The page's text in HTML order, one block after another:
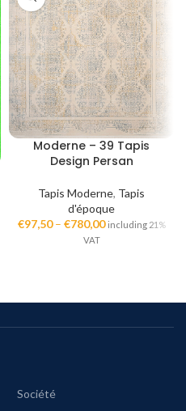
Moderne – 39 Tapis
Design Persan
Tapis Moderne, Tapis
d'époque
€97,50– €780,00 including 21%
VAT
Société